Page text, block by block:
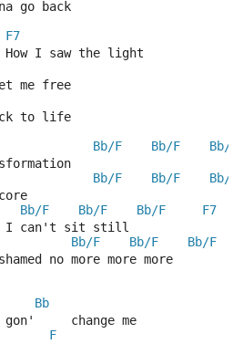
go back
F7
I saw the light
me free
to life
Bb/F Bb/F
Bb/F
Bb/F Bb/F
Bb/F
Bb/F Bb/F Bb/F
F7
I can't sit still
Bb/F Bb/F
Bb/F
no more more more
Bb
change me
F